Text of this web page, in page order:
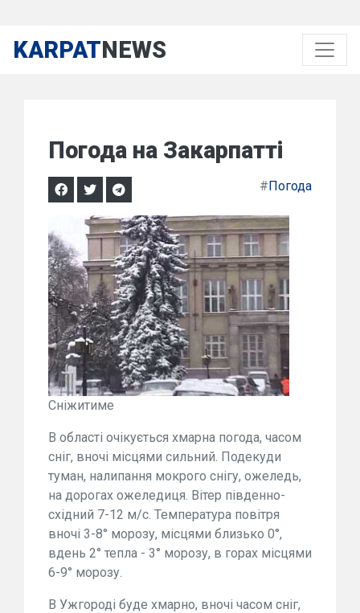
KARPATNEWS
Погода на Закарпатті
#Погода
Сніжитиме
В області очікується хмарна погода, часом
сніг, вночі місцями сильний. Подекуди
туман, налипання мокрого снігу, ожеледь,
на дорогах ожеледиця. Вітер південно-
східний 7-12 м/с. Температура повітря
вночі 3-8° морозу, місцями близько 0°,
вдень 2° тепла - 3° морозу, в горах місцями
6-9° морозу.
В Ужгороді буде хмарно, вночі часом сніг,